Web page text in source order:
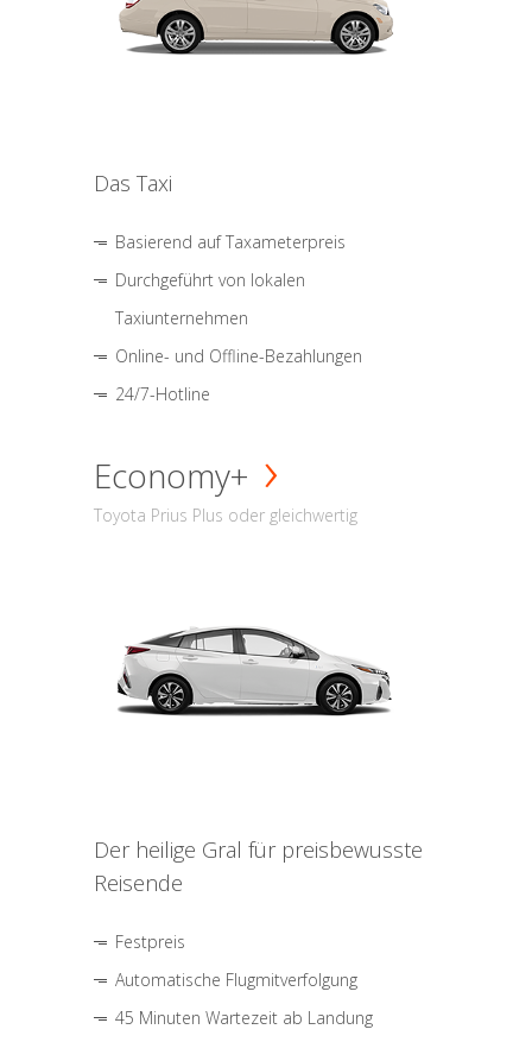
Das Taxi
Basierend auf Taxameterpreis
Durchgeführt von lokalen
Taxiunternehmen
Online- und Offline-Bezahlungen
24/7-Hotline
Economy+
Toyota Prius Plus oder gleichwertig
Der heilige Gral für preisbewusste
Reisende
Festpreis
Automatische Flugmitverfolgung
45 Minuten Wartezeit ab Landung